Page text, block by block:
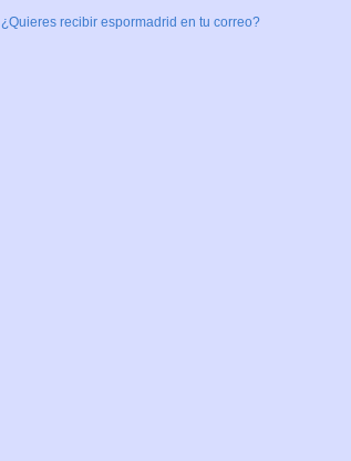
¿Quieres recibir espormadrid en tu correo?